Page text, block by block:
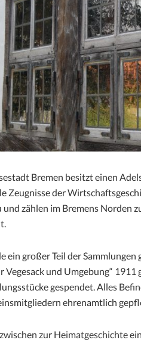
Bremen besitzt einen
Zeugnisse der
zählen im Bremens Norden
ein großer Teil der Sammlungen
Vegesack und Umgebung“
gespendet. Alles
ehrenamtlich
zur Heimatgeschichte